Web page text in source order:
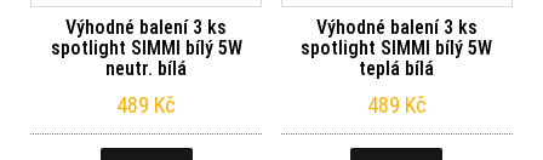
Výhodné balení 3 ks
spotlight SIMMI bílý 5W
neutr. bílá
489 Kč
Výhodné balení 3 ks
spotlight SIMMI bílý 5W
teplá bílá
489 Kč